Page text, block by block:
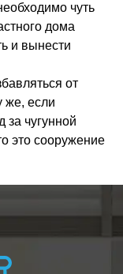
чуть
дома
и вынести
от
же, если
за чугунной
это сооружение